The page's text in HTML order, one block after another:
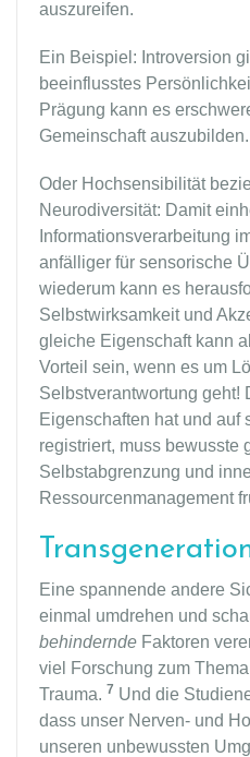
auszureifen.
Ein Beispiel: Introversion
beeinflusstes
Prägung kann es
Gemeinschaft
Oder Hochsensibilität
Neurodiversität: Damit
Informationsverarbeitung
anfälliger für sensorische
wiederum kann es
Selbstwirksamkeit und
gleiche Eigenschaft kann
Vorteil sein, wenn es um
Selbstverantwortung geht!
Eigenschaften hat und auf
registriert, muss bewusste
Selbstabgrenzung und
Ressourcenmanagement
Eine spannende andere
einmal umdrehen und
behindernde Faktoren
viel Forschung zum
Trauma. 7 Und die
dass unser Nerven- und
unseren unbewussten